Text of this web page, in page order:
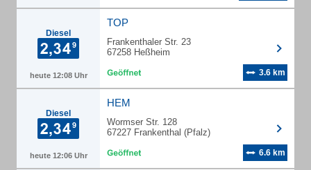
Diesel
heute 12:08 Uhr
TOP
Frankenthaler Str. 23
67258 Heßheim
3.6 km
Diesel
heute 12:06 Uhr
HEM
Wormser Str. 128
67227 Frankenthal (Pfalz)
6.6 km